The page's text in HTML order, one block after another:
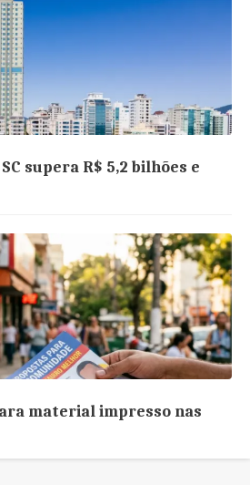
supera R$ 5,2 bilhões e
material impresso nas